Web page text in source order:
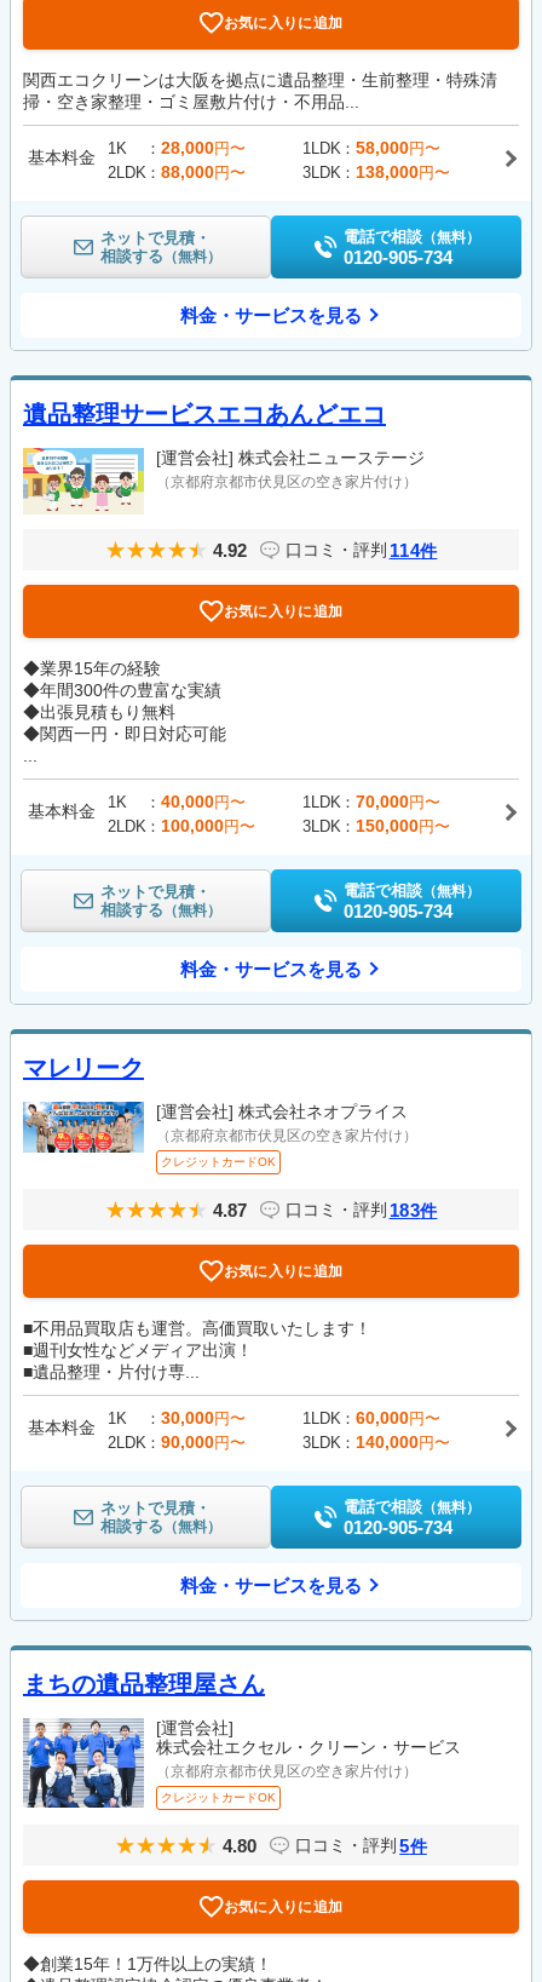
お気に入りに追加
関西エコクリーンは大阪を拠点に遺品整理・生前整理・特殊清
掃・空き家整理・ゴミ屋敷片付け・不用品...
基本料金 1K 28,000円〜 1LDK 58,000円〜
2LDK
88,000円〜 3LDK 138,000円〜
ネットで見積・
相談する （無料）
電話で相談 （無料）
0120-905-734
料金・サービスを見る
遺品整理サービスエコあんどエコ
[運営会社] 株式会社ニューステージ
（京都府京都市伏見区の空き家片付け）
4.92 口コミ・評判 114件
お気に入りに追加
◆業界15年の経験
◆年間300件の豊富な実績
◆出張見積もり無料
◆関西一円・即日対応可能
基本料金 1K 40,000円〜 1LDK 70,000円〜
2LDK
100,000円〜 3LDK 150,000円〜
ネットで見積・
相談する （無料）
電話で相談 （無料）
0120-905-734
料金・サービスを見る
マレリーク
[運営会社] 株式会社ネオプライス
（京都府京都市伏見区の空き家片付け）
クレジットカードOK
4.87 口コミ・評判 183件
お気に入りに追加
■不用品買取店も運営。高価買取いたします！
■週刊女性などメディア出演！
■遺品整理・片付け専...
基本料金 1K 30,000円〜 1LDK 60,000円〜
2LDK
90,000円〜 3LDK 140,000円〜
ネットで見積・
相談する （無料）
電話で相談 （無料）
0120-905-734
料金・サービスを見る
まちの遺品整理屋さん
[運営会社]
株式会社エクセル・クリーン・サービス
（京都府京都市伏見区の空き家片付け）
クレジットカードOK
4.80 口コミ・評判 5件
お気に入りに追加
◆創業15年！1万件以上の実績！